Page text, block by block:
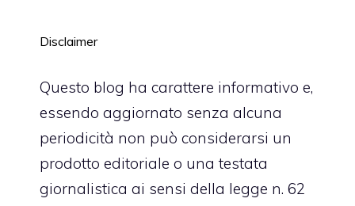
Disclaimer
Questo blog ha carattere informativo e,
essendo aggiornato senza alcuna
periodicità non può considerarsi un
prodotto editoriale o una testata
giornalistica ai sensi della legge n. 62